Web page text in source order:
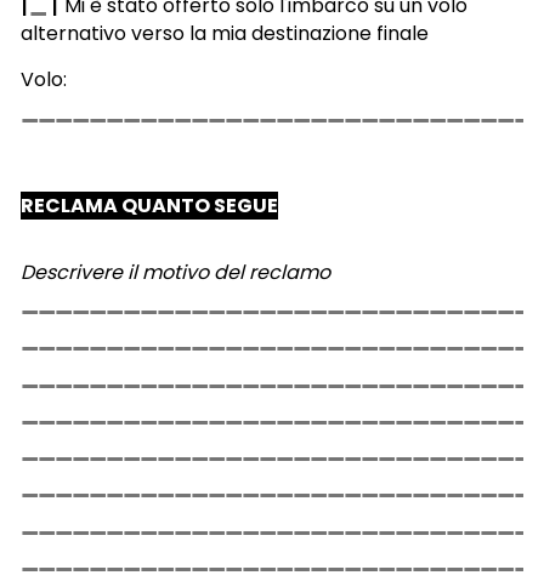
alternativo verso la mia destinazione finale
Volo:
RECLAMA QUANTO SEGUE
Descrivere il motivo del reclamo